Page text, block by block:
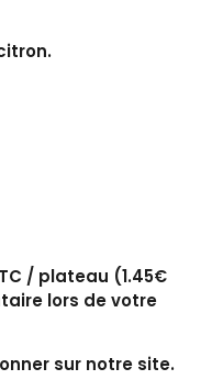
/ plateau (1.45€
lors de votre
sur notre site.